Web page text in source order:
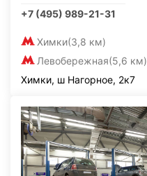
+7 (495) 989-21-31
Химки(3,8 км)
Левобережная(5,6 км)
Химки, ш Нагорное, 2к7